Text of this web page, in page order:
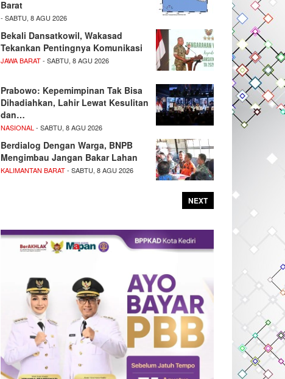
Barat
- SABTU, 8 AGU 2026
Bekali Dansatkowil, Wakasad
Tekankan Pentingnya Komunikasi
JAWA BARAT- SABTU, 8 AGU 2026
Prabowo: Kepemimpinan Tak Bisa
Dihadiahkan, Lahir Lewat Kesulitan
dan…
NASIONAL - SABTU, 8 AGU 2026
Berdialog Dengan Warga, BNPB
Mengimbau Jangan Bakar Lahan
KALIMANTAN BARAT- SABTU, 8 AGU 2026
NEXT